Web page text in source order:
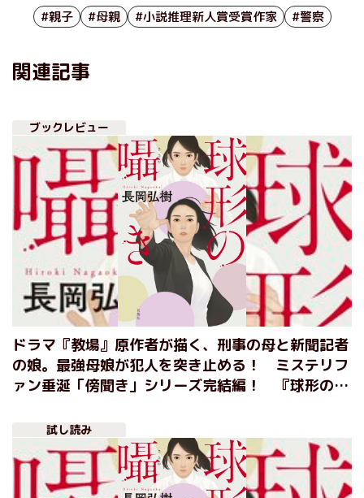
#親子 #母親 #小説推理新人賞受賞作家 #警察
関連記事
ブックレビュー
ドラマ『教場』原作者が描く、刑事の母と新聞記者
の娘。最強母娘が犯人を突き止める！ ミステリフ
ァン垂涎「傍聞き」シリーズ完結編！ 『球形の囁
試し読み